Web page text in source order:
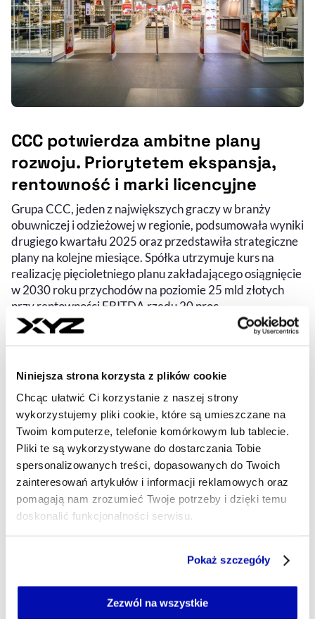
Niniejsza strona korzysta z plików cookie
Chcąc ułatwić Ci korzystanie z naszej strony
wykorzystujemy pliki cookie, które są umieszczane na
Twoim komputerze, telefonie komórkowym lub tablecie.
Pliki te są wykorzystywane do dostarczania Tobie
spersonalizowanych treści, dopasowanych do Twoich
zainteresowań artykułów i informacji reklamowych oraz
pomagają nam zrozumieć Twoje potrzeby i dzięki temu
doskonalić funkcjonalności serwisu.
Jeżeli nie wyrażasz zgody na zapisywanie plików cookie,
możesz łatwo zarządzać swoimi uprawnieniami, np. we
Pokaż szczegóły
Zezwól na wszystkie
CCC potwierdza ambitne plany
rozwoju. Priorytetem ekspansja,
rentowność i marki licencyjne
Grupa CCC, jeden z największych graczy w branży
obuwniczej i odzieżowej w regionie, podsumowała wyniki
drugiego kwartału 2025 oraz przedstawiła strategiczne
plany na kolejne miesiące. Spółka utrzymuje kurs na
realizację pięcioletniego planu zakładającego osiągnięcie
w 2030 roku przychodów na poziomie 25 mld złotych
przy rentowności EBITDA rzędu 20 proc.
CEZARY SZCZEPAŃSKI